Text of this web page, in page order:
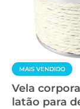
MAIS VENDIDO
Vela
latão para